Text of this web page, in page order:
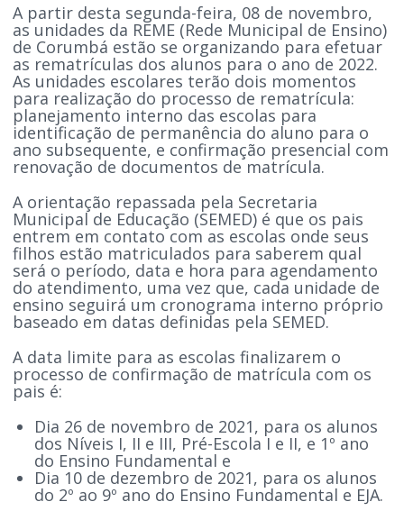
A partir desta segunda-feira, 08 de novembro,
as unidades da REME (Rede Municipal de Ensino)
de Corumbá estão se organizando para efetuar
as rematrículas dos alunos para o ano de 2022.
As unidades escolares terão dois momentos
para realização do processo de rematrícula:
planejamento interno das escolas para
identificação de permanência do aluno para o
ano subsequente, e confirmação presencial com
renovação de documentos de matrícula.
A orientação repassada pela Secretaria
Municipal de Educação (SEMED) é que os pais
entrem em contato com as escolas onde seus
filhos estão matriculados para saberem qual
será o período, data e hora para agendamento
do atendimento, uma vez que, cada unidade de
ensino seguirá um cronograma interno próprio
baseado em datas definidas pela SEMED.
A data limite para as escolas finalizarem o
processo de confirmação de matrícula com os
pais é:
Dia 26 de novembro de 2021, para os alunos
dos Níveis I, II e III, Pré-Escola I e II, e 1º ano
do Ensino Fundamental e
Dia 10 de dezembro de 2021, para os alunos
do 2º ao 9º ano do Ensino Fundamental e EJA.